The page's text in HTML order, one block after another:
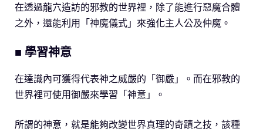
在透過龍穴造訪的邪教的世界裡，除了能進行惡魔合體
之外，還能利用「神魔儀式」來強化主人公及仲魔。
■ 學習神意
在達識內可獲得代表神之威嚴的「御嚴」。而在邪教的
世界裡可使用御嚴來學習「神意」。
所謂的神意，就是能夠改變世界真理的奇蹟之技，該種